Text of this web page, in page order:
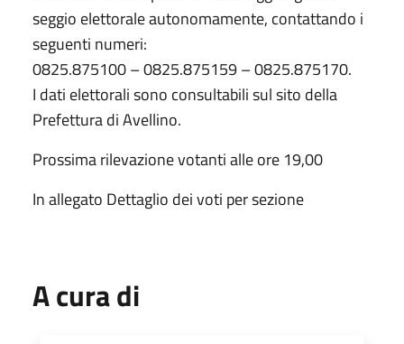
seggio elettorale autonomamente, contattando i
seguenti numeri:
0825.875100 – 0825.875159 – 0825.875170.
I dati elettorali sono consultabili sul sito della
Prefettura di Avellino.
Prossima rilevazione votanti alle ore 19,00
In allegato Dettaglio dei voti per sezione
A cura di